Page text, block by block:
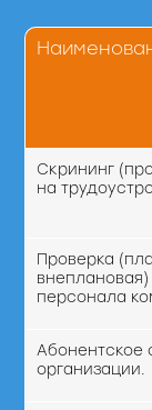
Скрининг
на
Проверка
персонала
Абонентское
организации.